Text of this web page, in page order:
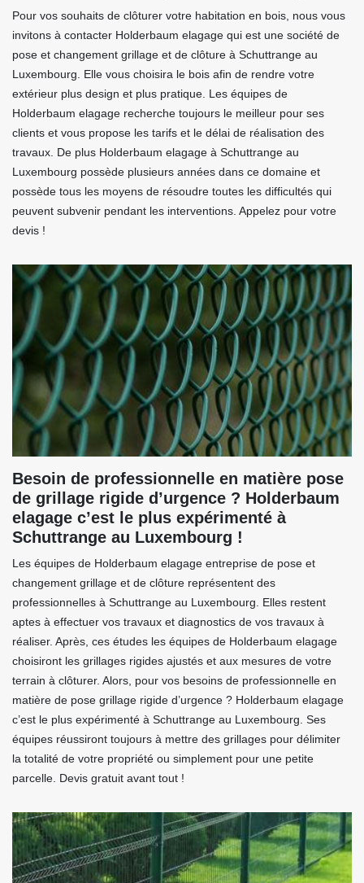
Pour vos souhaits de clôturer votre habitation en bois, nous vous
invitons à contacter Holderbaum elagage qui est une société de
pose et changement grillage et de clôture à Schuttrange au
Luxembourg. Elle vous choisira le bois afin de rendre votre
extérieur plus design et plus pratique. Les équipes de
Holderbaum elagage recherche toujours le meilleur pour ses
clients et vous propose les tarifs et le délai de réalisation des
travaux. De plus Holderbaum elagage à Schuttrange au
Luxembourg possède plusieurs années dans ce domaine et
possède tous les moyens de résoudre toutes les difficultés qui
peuvent subvenir pendant les interventions. Appelez pour votre
devis !
Besoin de professionnelle en matière pose
de grillage rigide d’urgence ? Holderbaum
elagage c’est le plus expérimenté à
Schuttrange au Luxembourg !
Les équipes de Holderbaum elagage entreprise de pose et
changement grillage et de clôture représentent des
professionnelles à Schuttrange au Luxembourg. Elles restent
aptes à effectuer vos travaux et diagnostics de vos travaux à
réaliser. Après, ces études les équipes de Holderbaum elagage
choisiront les grillages rigides ajustés et aux mesures de votre
terrain à clôturer. Alors, pour vos besoins de professionnelle en
matière de pose grillage rigide d’urgence ? Holderbaum elagage
c’est le plus expérimenté à Schuttrange au Luxembourg. Ses
équipes réussiront toujours à mettre des grillages pour délimiter
la totalité de votre propriété ou simplement pour une petite
parcelle. Devis gratuit avant tout !